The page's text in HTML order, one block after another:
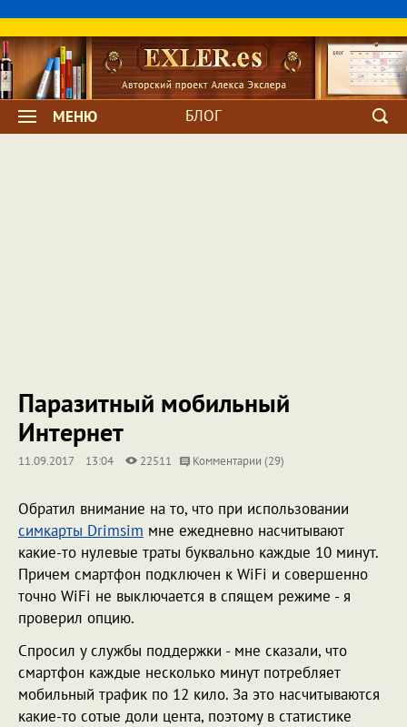
МЕНЮ БЛОГ
Паразитный мобильный
Интернет
11.09.2017 13:04 22511 Комментарии (29)
Обратил внимание на то, что при использовании
симкарты Drimsim мне ежедневно насчитывают
какие-то нулевые траты буквально каждые 10 минут.
Причем смартфон подключен к WiFi и совершенно
точно WiFi не выключается в спящем режиме - я
проверил опцию.
Спросил у службы поддержки - мне сказали, что
смартфон каждые несколько минут потребляет
мобильный трафик по 12 кило. За это насчитываются
какие-то сотые доли цента, поэтому в статистике